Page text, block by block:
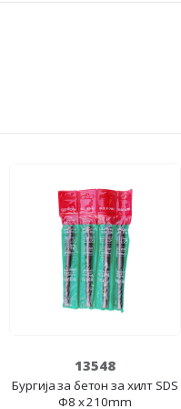
13548
Бургија за бетон за хилт SDS
Ф8 x 210mm